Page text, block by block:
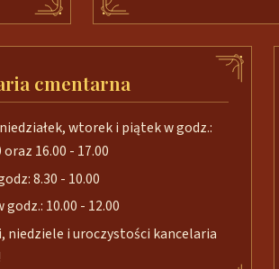
cmentarna
wtorek i piątek w godz.:
oraz 16.00 - 17.00
8.30 - 10.00
godz.: 10.00 - 12.00
niedziele i uroczystości kancelaria